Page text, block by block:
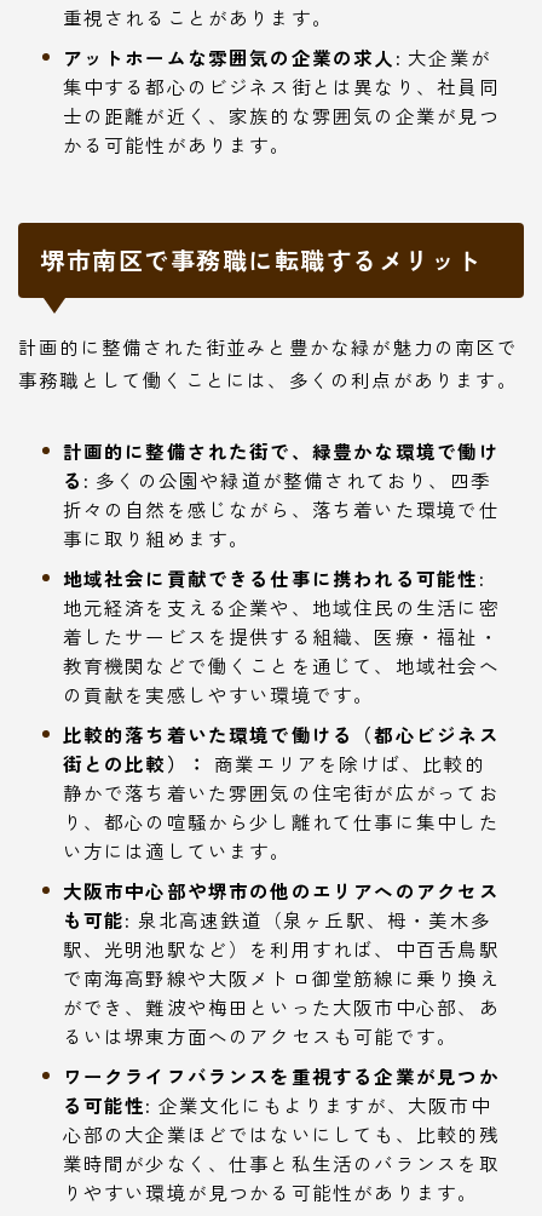
重視されることがあります。
アットホームな雰囲気の企業の求人: 大企業が
集中する都心のビジネス街とは異なり、社員同
士の距離が近く、家族的な雰囲気の企業が見つ
かる可能性があります。
堺市南区で事務職に転職するメリット
計画的に整備された街並みと豊かな緑が魅力の南区で
事務職として働くことには、多くの利点があります。
計画的に整備された街で、緑豊かな環境で働け
る: 多くの公園や緑道が整備されており、四季
折々の自然を感じながら、落ち着いた環境で仕
事に取り組めます。
地域社会に貢献できる仕事に携われる可能性:
地元経済を支える企業や、地域住民の生活に密
着したサービスを提供する組織、医療・福祉・
教育機関などで働くことを通じて、地域社会へ
の貢献を実感しやすい環境です。
比較的落ち着いた環境で働ける（都心ビジネス
街との比較）：
商業エリアを除けば、比較的
静かで落ち着いた雰囲気の住宅街が広がってお
り、都心の喧騒から少し離れて仕事に集中した
い方には適しています。
大阪市中心部や堺市の他のエリアへのアクセス
も可能: 泉北高速鉄道（泉ヶ丘駅、栂・美木多
駅、光明池駅など）を利用すれば、中百舌鳥駅
で南海高野線や大阪メトロ御堂筋線に乗り換え
ができ、難波や梅田といった大阪市中心部、あ
るいは堺東方面へのアクセスも可能です。
ワークライフバランスを重視する企業が見つか
る可能性: 企業文化にもよりますが、大阪市中
心部の大企業ほどではないにしても、比較的残
業時間が少なく、仕事と私生活のバランスを取
りやすい環境が見つかる可能性があります。